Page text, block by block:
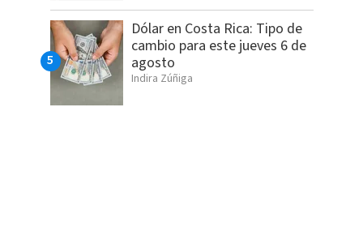
Dólar en Costa Rica: Tipo de
cambio para este jueves 6 de
agosto
Indira Zúñiga